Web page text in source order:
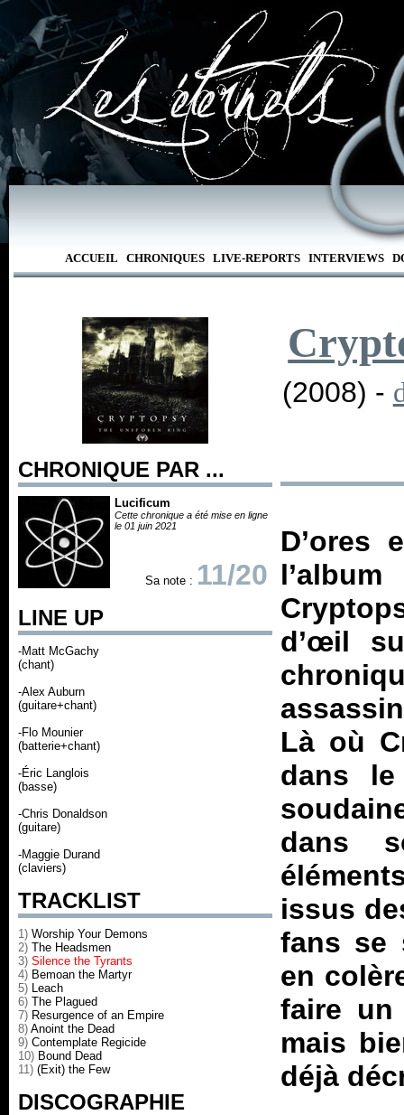
ACCUEIL CHRONIQUES LIVE-REPORTS INTERVIEWS
CHRONIQUE PAR ...
Lucificum
Cette chronique a été mise en ligne
le 01 juin 2021
Sa note : 11/20
LINE UP
-Matt McGachy
(chant)
-Alex Auburn
(guitare+chant)
-Flo Mounier
(batterie+chant)
-Éric Langlois
(basse)
-Chris Donaldson
(guitare)
-Maggie Durand
(claviers)
TRACKLIST
1) Worship Your Demons
2) The Headsmen
3) Silence the Tyrants
4) Bemoan the Martyr
5) Leach
6) The Plagued
7) Resurgence of an Empire
8) Anoint the Dead
9) Contemplate Regicide
10) Bound Dead
11) (Exit) the Few
DISCOGRAPHIE
(2008) -
D’ores
d’œil
Là où
dans
dans
issus
fans se
en
faire un
mais
déjà